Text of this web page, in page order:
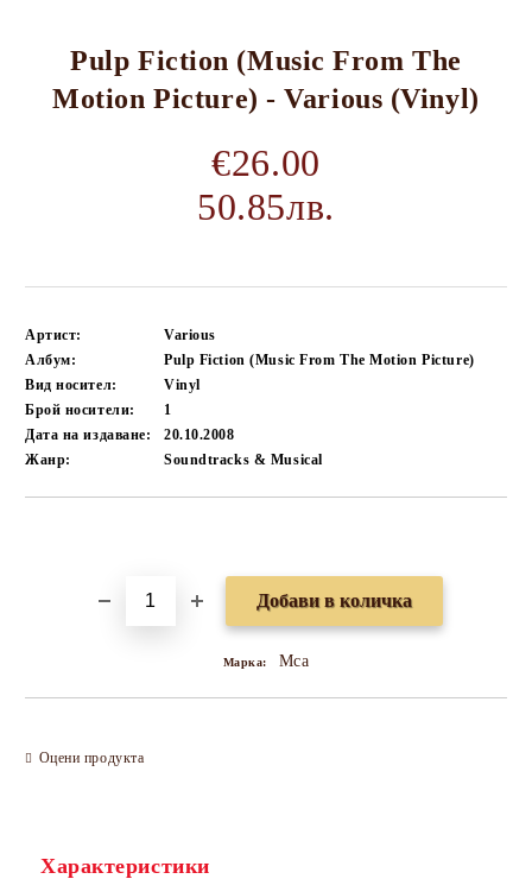
Pulp Fiction (Music From The
Motion Picture) - Various (Vinyl)
€26.00
50.85лв.
Артист:
Various
Албум:
Pulp Fiction (Music From The Motion Picture)
Вид носител:
Vinyl
Брой носители:
1
Дата на издаване:
20.10.2008
Жанр:
Soundtracks & Musical
Марка: Mca
Оцени продукта
Характеристики